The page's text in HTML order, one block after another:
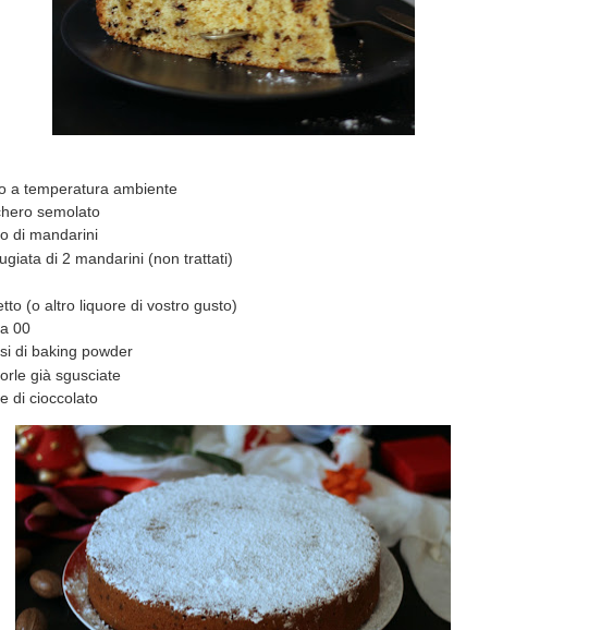
a temperatura ambiente
semolato
di mandarini
di 2 mandarini (non trattati)
(o altro liquore di vostro gusto)
00
di baking powder
già sgusciate
di cioccolato